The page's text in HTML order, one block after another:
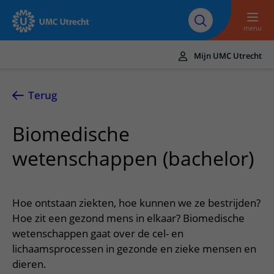
Naar hoofdinhoud
Over UMC
Utrecht
Research
Werken bij het UMC
Utrecht
menu
UMC Utrecht
Zorg en behandeling
Ziekten en aandoeningen
Poliklinieken
Verpleegafdelingen
Onze zorgverleners
Afspraak en opname
Bezoek aan de polikliniek
Opname in het ziekenhuis
Voorbereiding op uw afspraak
Op bezoek in het UMC Utrecht
Apotheek
Winkels en restaurants
Contact en route
Spoed
Contactgegevens
Verwijzers
Patiënt verwijzen
Mijn UMC Utrecht
Terug
Biomedische
wetenschappen (bachelor)
Hoe ontstaan ziekten, hoe kunnen we ze bestrijden?
Hoe zit een gezond mens in elkaar? Biomedische
wetenschappen gaat over de cel- en
lichaamsprocessen in gezonde en zieke mensen en
dieren.